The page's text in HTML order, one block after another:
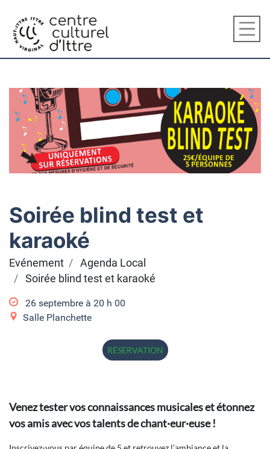
Soirée blind test et
karaoké
Evénement
Agenda Local
Soirée blind test et karaoké
26 septembre à 20 h 00
Salle Planchette
RÉSERVATION
Venez tester vos connaissances musicales et étonnez
vos amis avec vos talents de chant·eur·euse !